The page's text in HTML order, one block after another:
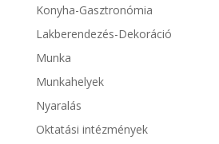
Konyha-Gasztronómia
Lakberendezés-Dekoráció
Munka
Munkahelyek
Nyaralás
Oktatási intézmények